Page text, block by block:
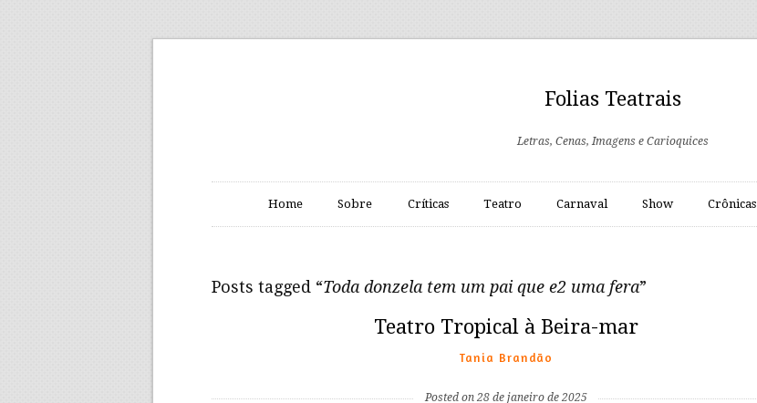
Folias Teatrais
Letras, Cenas, Imagens e Carioquices
Home Sobre Críticas Teatro Carnaval Show Crônicas
Posts tagged “Toda donzela tem um pai que e2 uma fera”
Teatro Tropical à Beira-mar
Tania Brandão
Posted on 28 de janeiro de 2025